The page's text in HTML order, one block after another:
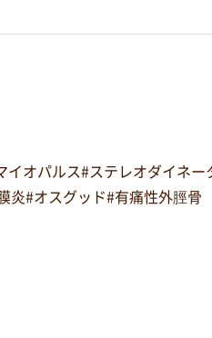
オパルス#ステレオダイネー
炎#オスグッド#有痛性外脛骨